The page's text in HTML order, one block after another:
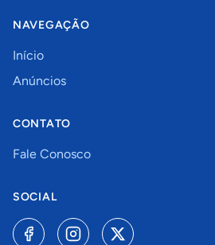
NAVEGAÇÃO
Início
Anúncios
CONTATO
Fale Conosco
SOCIAL